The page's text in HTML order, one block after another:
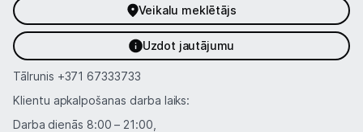
Telefoni, planšetdatori
Telefoni un aksesuāri
Piederumi
Veikalu meklētājs
Uzdot jautājumu
Tālrunis +371 67333733
Klientu apkalpošanas darba laiks:
Darba dienās 8:00 – 21:00,